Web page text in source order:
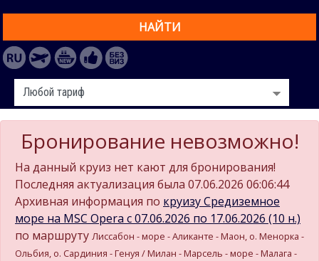
НАЙТИ
Бронирование невозможно!
На данный круиз нет кают для бронирования!
Последняя актуализация была 07.06.2026 06:06:44
Архивная информация по круизу Средиземное
море на MSC Opera c 07.06.2026 по 17.06.2026 (10 н.)
по маршруту Лиссабон - море - Аликанте - Маон, о. Менорка -
Ольбия, о. Сардиния - Генуя / Милан - Марсель - море - Малага -